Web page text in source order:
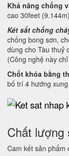
Khả năng chống
cao 30feet
Két sắt chống
chống bong sơn,
dùng cho Tàu thuỷ
(Công nghệ này
Chốt khóa bằng
bố trí 4 hướng
Chất lượng
Cam kết sản phẩm